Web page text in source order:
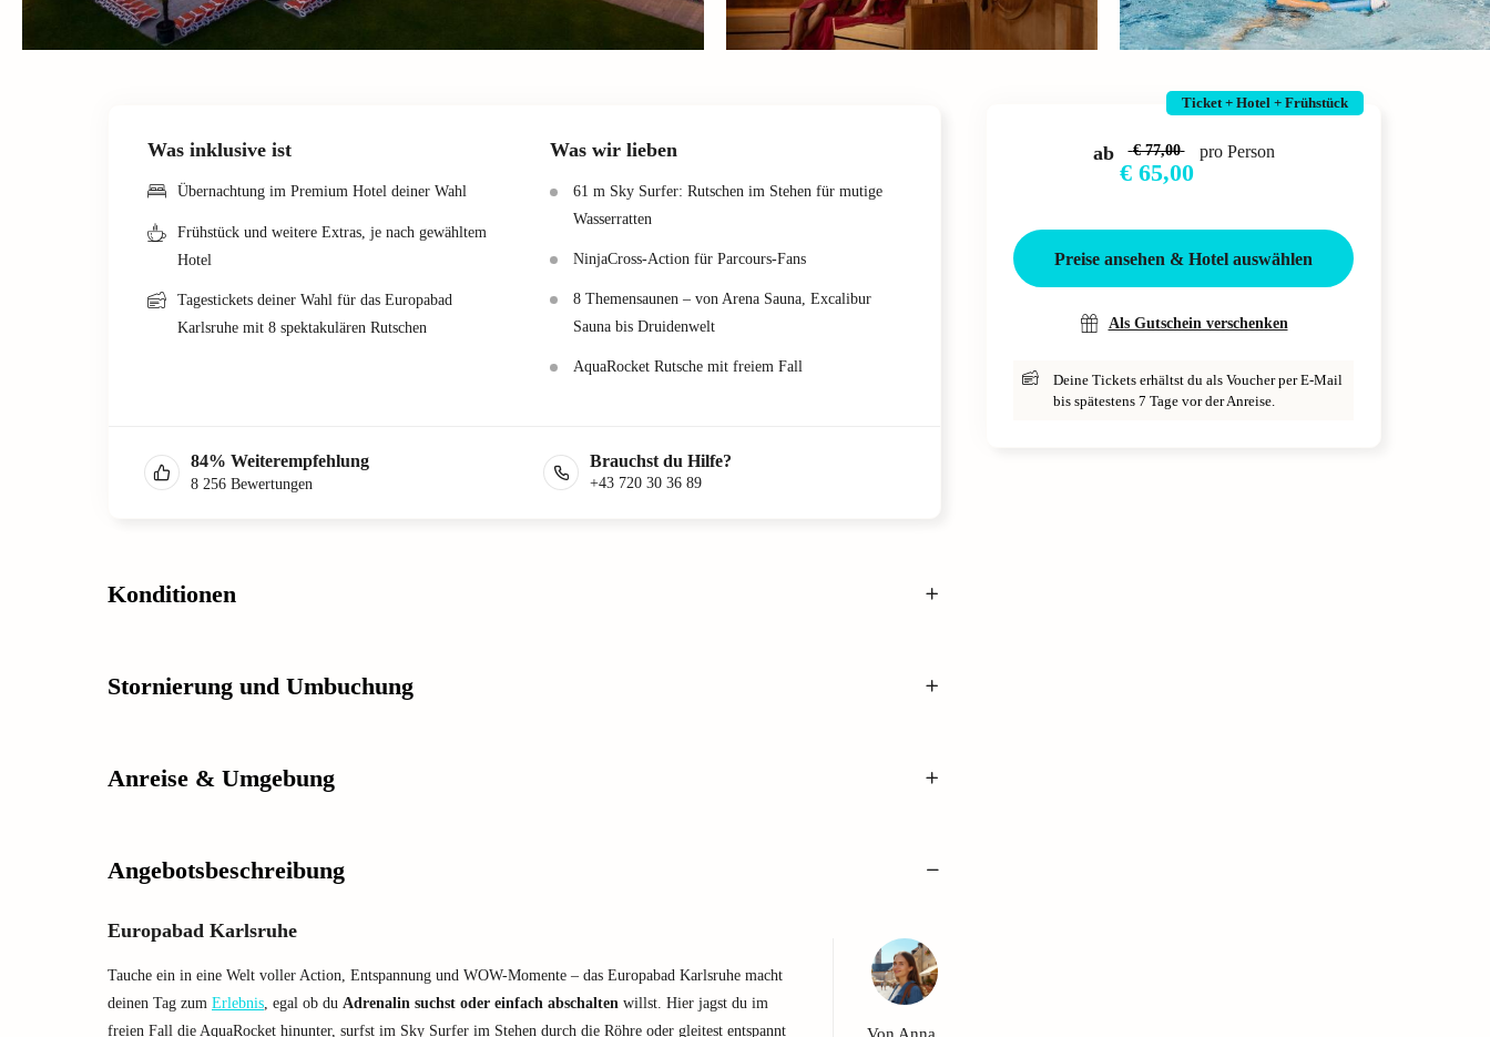
Ticket + Hotel + Frühstück
ab € 77,00
€ 65,00
pro Person
Preise ansehen & Hotel auswählen
Als Gutschein verschenken
Deine Tickets erhältst du als Voucher per E-Mail
bis spätestens 7 Tage vor der Anreise.
Was inklusive ist
Übernachtung im Premium Hotel deiner Wahl
Frühstück und weitere Extras, je nach gewähltem
Hotel
Tagestickets deiner Wahl für das Europabad
Karlsruhe mit 8 spektakulären Rutschen
Was wir lieben
61 m Sky Surfer: Rutschen im Stehen für mutige
Wasserratten
NinjaCross-Action für Parcours-Fans
8 Themensaunen – von Arena Sauna, Excalibur
Sauna bis Druidenwelt
AquaRocket Rutsche mit freiem Fall
84% Weiterempfehlung
8 256 Bewertungen
Brauchst du Hilfe?
+43 720 30 36 89
Konditionen
Stornierung und Umbuchung
Anreise & Umgebung
Angebotsbeschreibung
Europabad Karlsruhe
Tauche ein in eine Welt voller Action, Entspannung und WOW-Momente – das Europabad Karlsruhe macht
deinen Tag zum Erlebnis, egal ob du Adrenalin suchst oder einfach abschalten willst. Hier jagst du im
freien Fall die AquaRocket hinunter, surfst im Sky Surfer im Stehen durch die Röhre oder gleitest entspannt